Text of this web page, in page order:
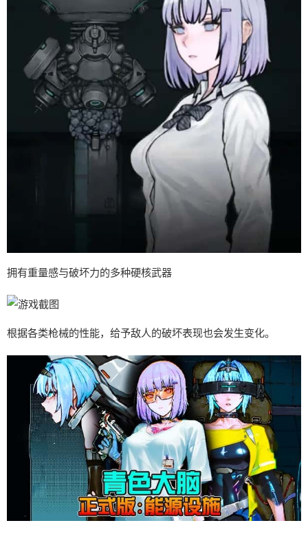
拥有重量感与破坏力的多种硬核武器
根据各类枪械的性能，给予敌人的破坏表现也会发生变化。